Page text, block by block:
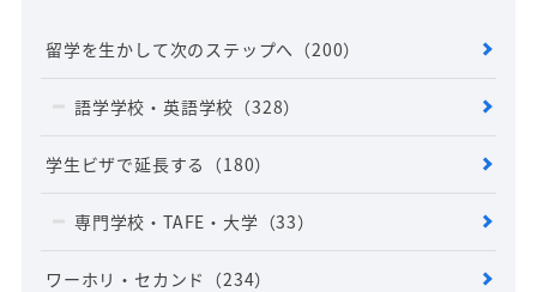
留学を生かして次のステップへ （200）
語学学校・英語学校 （328）
学生ビザで延長する （180）
専門学校・TAFE・大学 （33）
ワーホリ・セカンド （234）